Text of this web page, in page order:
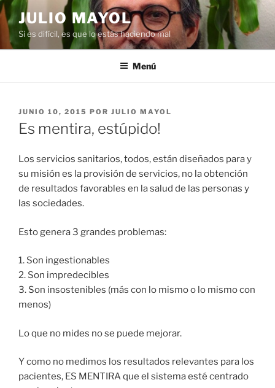
Saltar
al
contenido
JULIO MAYOL
Si es difícil, es que lo estás haciendo mal
Menú
PUBLICADO
EL
JUNIO 10, 2015 POR JULIO MAYOL
Es mentira, estúpido!
Los servicios sanitarios, todos, están diseñados para y
su misión es la provisión de servicios, no la obtención
de resultados favorables en la salud de las personas y
las sociedades.
Esto genera 3 grandes problemas:
1. Son ingestionables
2. Son impredecibles
3. Son insostenibles (más con lo mismo o lo mismo con
menos)
Lo que no mides no se puede mejorar.
Y como no medimos los resultados relevantes para los
pacientes, ES MENTIRA que el sistema esté centrado